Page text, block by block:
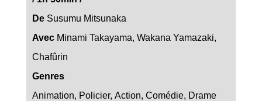
DeSusumu Mitsunaka
AvecMinami Takayama, Wakana Yamazaki,
Chafûrin
Genres
Animation, Policier, Action, Comédie, Drame